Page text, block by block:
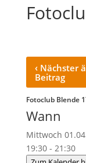
‹Nächster
Beitrag
Fotoclub Blende
Wann
Mittwoch
19:30 - 21:30